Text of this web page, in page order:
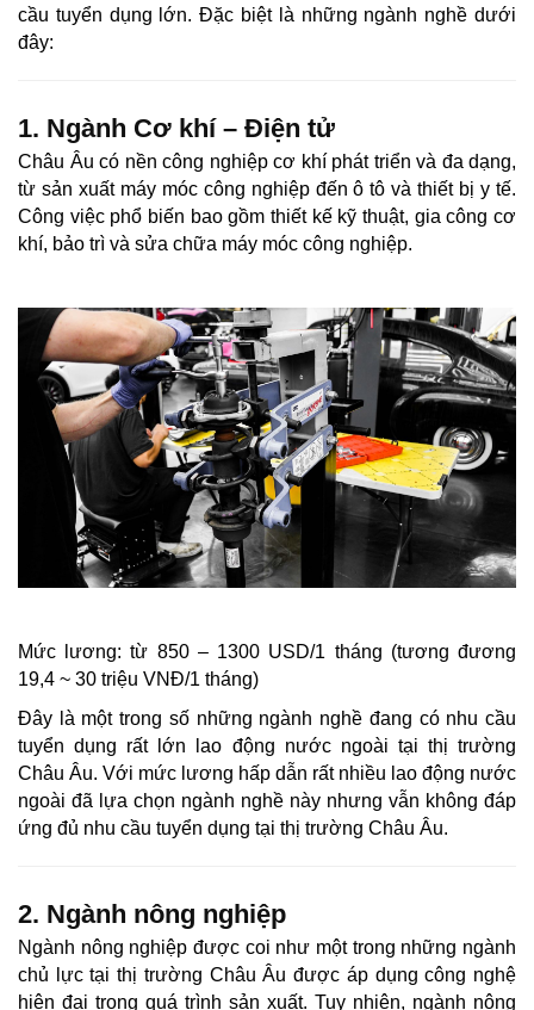
cầu tuyển dụng lớn. Đặc biệt là những ngành nghề dưới
đây:
1. Ngành Cơ khí – Điện tử
Châu Âu có nền công nghiệp cơ khí phát triển và đa dạng,
từ sản xuất máy móc công nghiệp đến ô tô và thiết bị y tế.
Công việc phổ biến bao gồm thiết kế kỹ thuật, gia công cơ
khí, bảo trì và sửa chữa máy móc công nghiệp.
Mức lương: từ 850 – 1300 USD/1 tháng (tương đương
19,4 ~ 30 triệu VNĐ/1 tháng)
Đây là một trong số những ngành nghề đang có nhu cầu
tuyển dụng rất lớn lao động nước ngoài tại thị trường
Châu Âu. Với mức lương hấp dẫn rất nhiều lao động nước
ngoài đã lựa chọn ngành nghề này nhưng vẫn không đáp
ứng đủ nhu cầu tuyển dụng tại thị trường Châu Âu.
2. Ngành nông nghiệp
Ngành nông nghiệp được coi như một trong những ngành
chủ lực tại thị trường Châu Âu được áp dụng công nghệ
hiện đại trong quá trình sản xuất. Tuy nhiên, ngành nông